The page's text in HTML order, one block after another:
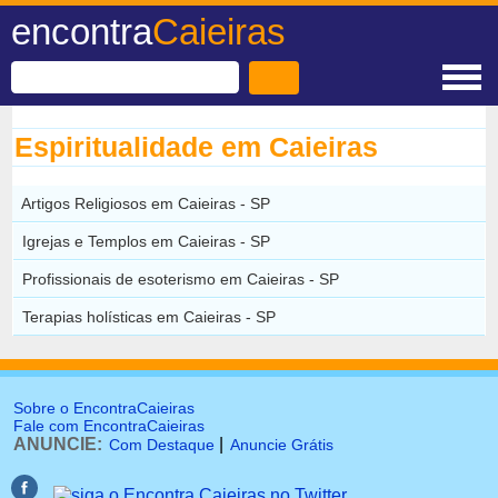
encontraCaieiras
Espiritualidade em Caieiras
Artigos Religiosos em Caieiras - SP
Igrejas e Templos em Caieiras - SP
Profissionais de esoterismo em Caieiras - SP
Terapias holísticas em Caieiras - SP
Sobre o EncontraCaieiras
Fale com EncontraCaieiras
ANUNCIE: Com Destaque Anuncie Grátis